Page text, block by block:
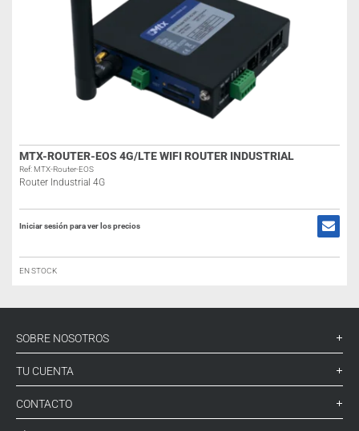
MTX-ROUTER-EOS 4G/LTE WIFI ROUTER INDUSTRIAL
Ref: MTX-Router-EOS
Router Industrial 4G
Iniciar sesión para ver los precios
EN STOCK
SOBRE NOSOTROS
TU CUENTA
CONTACTO